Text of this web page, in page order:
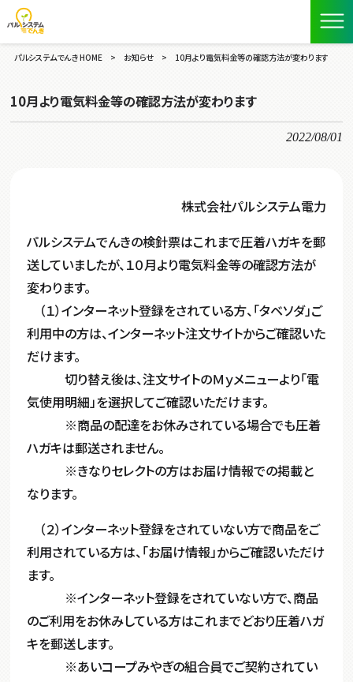
パルシステムでんき HOME > お知らせ > 10月より電気料金等の確認方法が変わります
10月より電気料金等の確認方法が変わります
2022/08/01
株式会社パルシステム電力
パルシステムでんきの検針票はこれまで圧着ハガキを郵
送していましたが、１０月より電気料金等の確認方法が
変わります。
（１）インターネット登録をされている方、「タベソダ」ご
利用中の方は、インターネット注文サイトからご確認いた
だけます。
切り替え後は、注文サイトのＭｙメニューより「電
気使用明細」を選択してご確認いただけます。
※商品の配達をお休みされている場合でも圧着
ハガキは郵送されません。
※きなりセレクトの方はお届け情報での掲載と
なります。
（２）インターネット登録をされていない方で商品をご
利用されている方は、「お届け情報」からご確認いただけ
ます。
※インターネット登録をされていない方で、商品
のご利用をお休みしている方はこれまでどおり圧着ハガ
キを郵送します。
※あいコープみやぎの組合員でご契約されてい